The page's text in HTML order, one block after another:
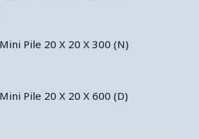
Pile 20 X 20 X 300 (N)
Pile 20 X 20 X 600 (D)